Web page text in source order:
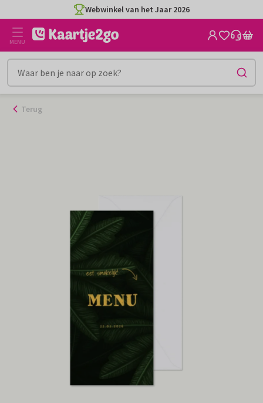
naar
inhoud
Webwinkel van het Jaar 2026
MENU
Terug